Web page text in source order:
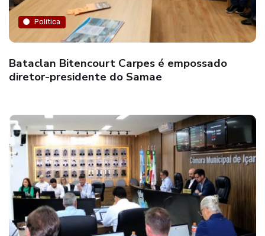
Política
Bataclan Bitencourt Carpes é empossado
diretor-presidente do Samae